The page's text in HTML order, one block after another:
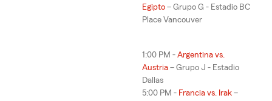
Egipto – Grupo G - Estadio BC
Place Vancouver
1:00 PM - Argentina vs.
Austria – Grupo J - Estadio
Dallas
5:00 PM - Francia vs. Irak –